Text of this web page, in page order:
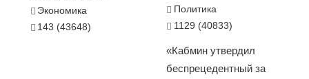
Экономика
143 (43648)
Политика
1129 (40833)
«Кабмин утвердил
беспрецедентный за